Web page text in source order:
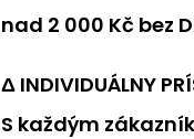
nad 2 000 Kč bez
Δ INDIVIDUÁLNY
S každým